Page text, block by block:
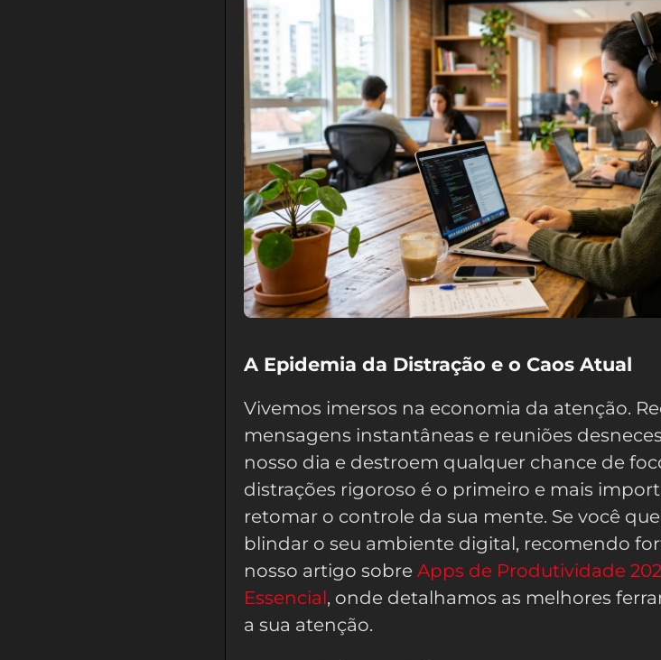
A Epidemia da Distração e o Caos Atual
Vivemos imersos na economia da atenção.
mensagens instantâneas e reuniões
nosso dia e destroem qualquer chance de
distrações rigoroso é o primeiro e mais
retomar o controle da sua mente. Se você
blindar o seu ambiente digital, recomendo
nosso artigo sobre Apps de Produtividade
Essencial, onde detalhamos as melhores
a sua atenção.